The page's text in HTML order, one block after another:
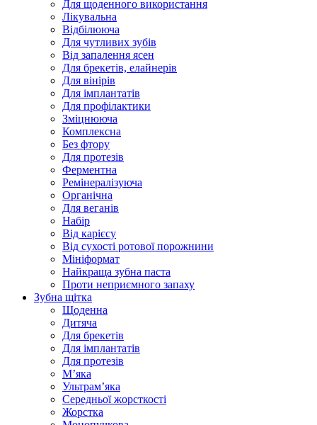
Для щоденного використання
Лікувальна
Відбілююча
Для чутливих зубів
Від запалення ясен
Для брекетів, елайнерів
Для вінірів
Для імплантатів
Для профілактики
Зміцнююча
Комплексна
Без фтору
Для протезів
Ферментна
Ремінералізуюча
Органічна
Для веганів
Набір
Від карієсу
Від сухості ротової порожнини
Мініформат
Найкраща зубна паста
Проти неприємного запаху
Зубна щітка
Щоденна
Дитяча
Для брекетів
Для імплантатів
Для протезів
Мʼяка
Ультрамʼяка
Середньої жорсткості
Жорстка